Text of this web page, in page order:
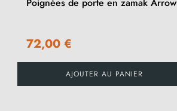
72,00 €
AJOUTER AU PANIER